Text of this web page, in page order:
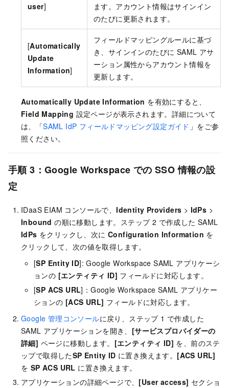
user]
ます。アカウント情報はサインイン
のたびに更新されます。
[Automatically
Update
Information]
フィールドマッピングルールに基づ
き、サインインのたびに SAML アサ
ーション属性からアカウント情報を
更新します。
Automatically Update Information を有効にすると、
Field Mapping 設定ページが表示されます。詳細について
は、「SAML IdP フィールドマッピング設定ガイド 」をご参
照ください。
手順 3：Google Workspace での SSO 情報の設
定
IDaaS EIAM コンソールで、Identity Providers > IdPs >
Inbound の順に移動します。ステップ 2 で作成した SAML
IdPs をクリックし、次にConfiguration Information を
クリックして、次の値を取得します。
[SP Entity ID]: Google Workspace SAML アプリケーシ
ョンの [エンティティ ID] フィールドに対応します。
[SP ACS URL]：Google Workspace SAML アプリケー
ションの [ACS URL] フィールドに対応します。
Google 管理コンソールに戻り、ステップ 1 で作成した
SAML アプリケーションを開き、 [サービスプロバイダーの
詳細] ページに移動します。 [エンティティ ID] を、前のステ
ップで取得したSP Entity ID に置き換えます。 [ACS URL]
を SP ACS URL に置き換えます。
アプリケーションの詳細ページで、 [User access] セクショ